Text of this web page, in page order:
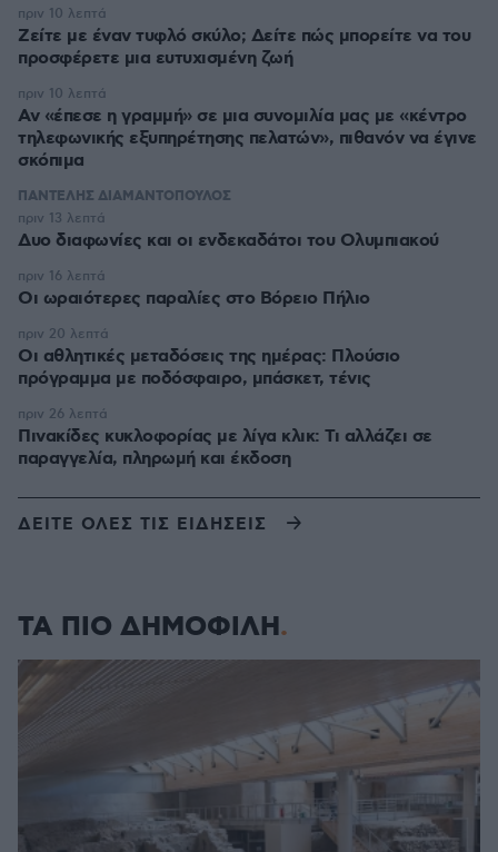
Ζείτε με έναν τυφλό σκύλο; Δείτε πώς μπορείτε να του
προσφέρετε μια ευτυχισμένη ζωή
πριν 10 λεπτά
Αν «έπεσε η γραμμή» σε μια συνομιλία μας με «κέντρο
τηλεφωνικής εξυπηρέτησης πελατών», πιθανόν να έγινε
σκόπιμα
πριν 10 λεπτά
ΠΑΝΤΕΛΗΣ ΔΙΑΜΑΝΤΟΠΟΥΛΟΣ
Δυο διαφωνίες και οι ενδεκαδάτοι του Ολυμπιακού
πριν 13 λεπτά
Οι ωραιότερες παραλίες στο Βόρειο Πήλιο
πριν 16 λεπτά
Οι αθλητικές μεταδόσεις της ημέρας: Πλούσιο
πρόγραμμα με ποδόσφαιρο, μπάσκετ, τένις
πριν 20 λεπτά
Πινακίδες κυκλοφορίας με λίγα κλικ: Τι αλλάζει σε
παραγγελία, πληρωμή και έκδοση
πριν 26 λεπτά
ΔΕΙΤΕ ΟΛΕΣ ΤΙΣ ΕΙΔΗΣΕΙΣ
ΤΑ ΠΙΟ ΔΗΜΟΦΙΛΗ